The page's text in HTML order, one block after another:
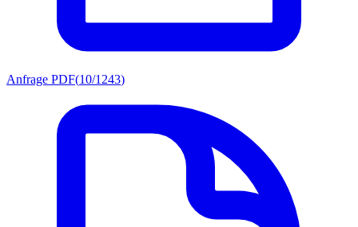
Anfrage PDF(10/1243)